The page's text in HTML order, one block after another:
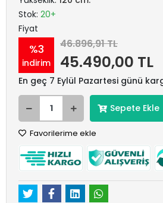
Stok: 20+
Fiyat
%3
indirim
46.896,91 TL
45.490,00 TL
En geç 7 Eylül Pazartesi günü
Sepete Ekle
Favorilerime ekle